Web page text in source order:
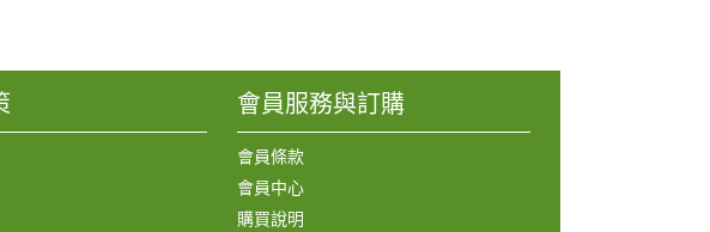
會員服務與訂購
會員條款
會員中心
購買說明